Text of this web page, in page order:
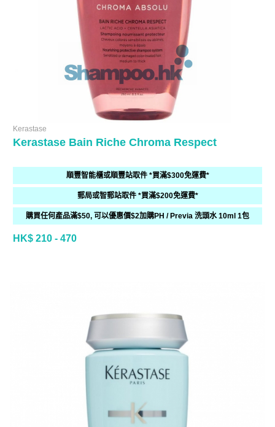
Kerastase
Kerastase Bain Riche Chroma Respect
順豐智能櫃或順豐站取件 *買滿$300免運費*
郵局或智郵站取件 *買滿$200免運費*
購買任何產品滿$50, 可以優惠價$2加購PH / Previa 洗頭水 10ml 1包
HK$ 210 - 470